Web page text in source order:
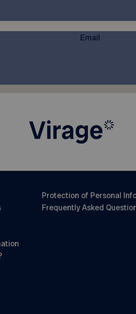
Email
Protection of Personal
Frequently Asked